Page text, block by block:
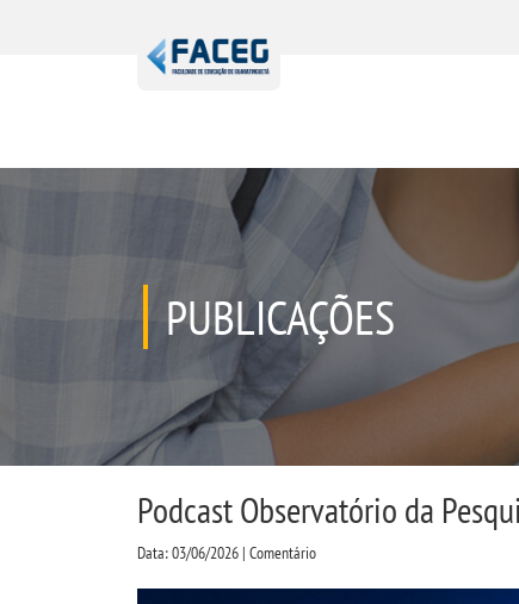
PUBLICAÇÕES
Podcast Observatório da
Data: 03/06/2026 | Comentário